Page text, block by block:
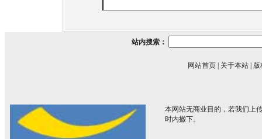
站内搜索：
网站首页 关于本站 版
本网站无商业目的，若我们上
时内撤下。